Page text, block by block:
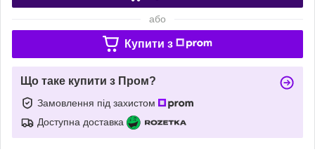
або
Купити з
Що таке купити з Пром?
Замовлення під захистом
Доступна доставка